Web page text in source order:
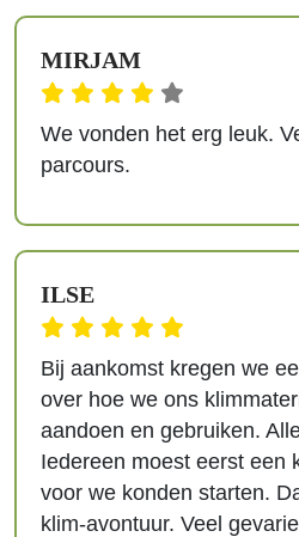
MIRJAM
We vonden het erg leuk.
parcours.
ILSE
Bij aankomst kregen we
over hoe we ons
aandoen en gebruiken.
Iedereen moest eerst een
voor we konden starten.
klim-avontuur. Veel